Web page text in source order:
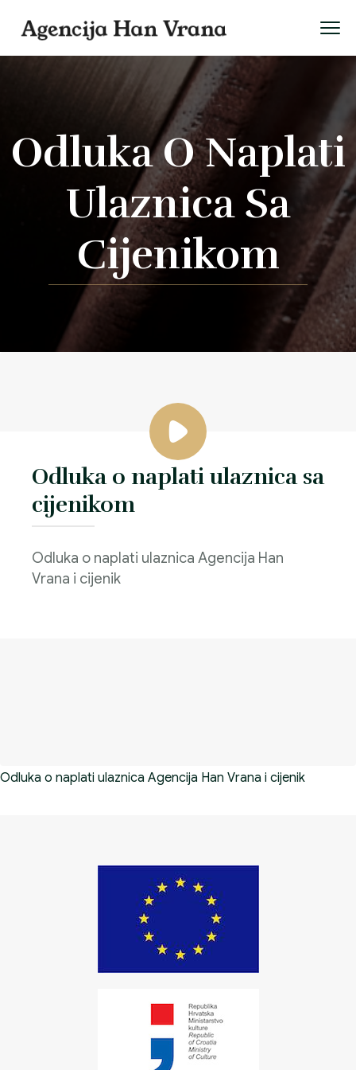
Odluka O Naplati
Ulaznica Sa
Cijenikom
Odluka o naplati ulaznica sa
cijenikom
Odluka o naplati ulaznica Agencija Han
Vrana i cijenik
Odluka o naplati ulaznica Agencija Han Vrana i cijenik